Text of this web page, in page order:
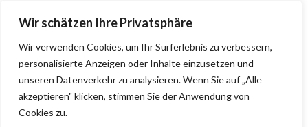
Wir schätzen Ihre Privatsphäre
Wir verwenden Cookies, um Ihr Surferlebnis zu verbessern,
personalisierte Anzeigen oder Inhalte einzusetzen und
unseren Datenverkehr zu analysieren. Wenn Sie auf „Alle
akzeptieren" klicken, stimmen Sie der Anwendung von
Cookies zu.
BAUHERRENHILFE.orgQualitätssiegel!
Sie finden hier nur Qualitätsbetriebe, die mit dem DIAMANT,